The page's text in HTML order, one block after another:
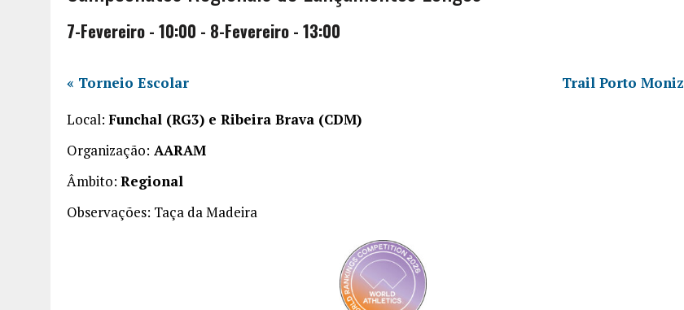
7-Fevereiro - 10:00 - 8-Fevereiro - 13:00
« Torneio Escolar Trail Porto Moniz
Local: Funchal (RG3) e Ribeira Brava (CDM)
Organização: AARAM
Âmbito: Regional
Observações: Taça da Madeira